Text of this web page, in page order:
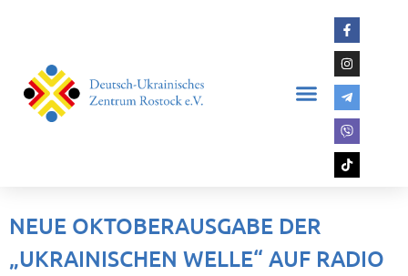
NEUE OKTOBERAUSGABE DER
„UKRAINISCHEN WELLE“ AUF RADIO